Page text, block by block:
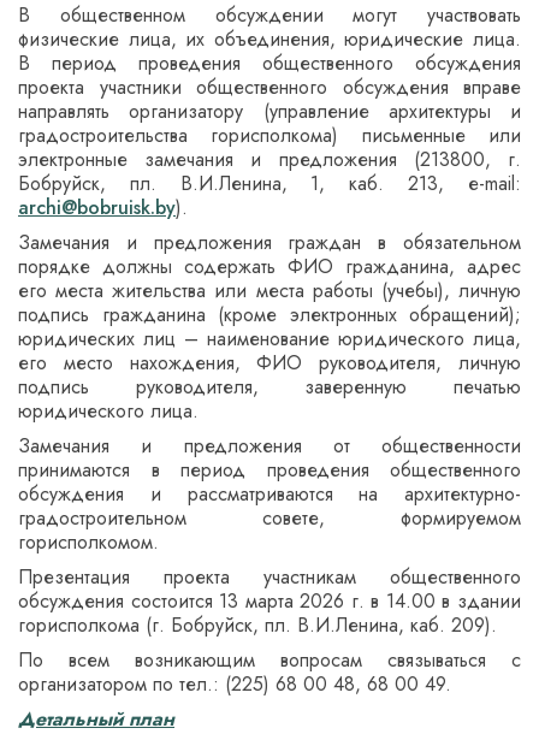
В общественном обсуждении могут участвовать
физические лица, их объединения, юридические лица.
В период проведения общественного обсуждения
проекта участники общественного обсуждения вправе
направлять организатору (управление архитектуры и
градостроительства горисполкома) письменные или
электронные замечания и предложения (213800, г.
Бобруйск, пл. В.И.Ленина, 1, каб. 213, е-mail:
archi@bobruisk.by).
Замечания и предложения граждан в обязательном
порядке должны содержать ФИО гражданина, адрес
его места жительства или места работы (учебы), личную
подпись гражданина (кроме электронных обращений);
юридических лиц – наименование юридического лица,
его место нахождения, ФИО руководителя, личную
подпись руководителя, заверенную печатью
юридического лица.
Замечания и предложения от общественности
принимаются в период проведения общественного
обсуждения и рассматриваются на архитектурно-
градостроительном совете, формируемом
горисполкомом.
Презентация проекта участникам общественного
обсуждения состоится 13 марта 2026 г. в 14.00 в здании
горисполкома (г. Бобруйск, пл. В.И.Ленина, каб. 209).
По всем возникающим вопросам связываться с
организатором по тел.: (225) 68 00 48, 68 00 49.
Детальный план